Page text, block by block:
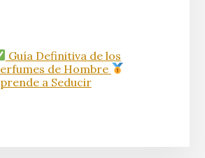
Guía Definitiva de los
de Hombre
a Seducir